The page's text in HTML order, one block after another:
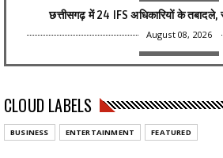
छत्तीसगढ़ में 24 IFS अधिकारियों के तबादले,
August 08, 2026
CHHATTISGARH
August 08, 2026
CHHATTISGARH
CLOUD LABELS
BUSINESS ENTERTAINMENT FEATURED